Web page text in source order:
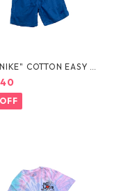
COTTON EASY S